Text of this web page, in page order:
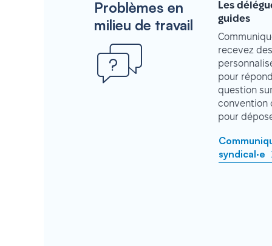
Problèmes en
milieu de travail
Les
guides
recevez
pour
question
convention
pour
syndical·e